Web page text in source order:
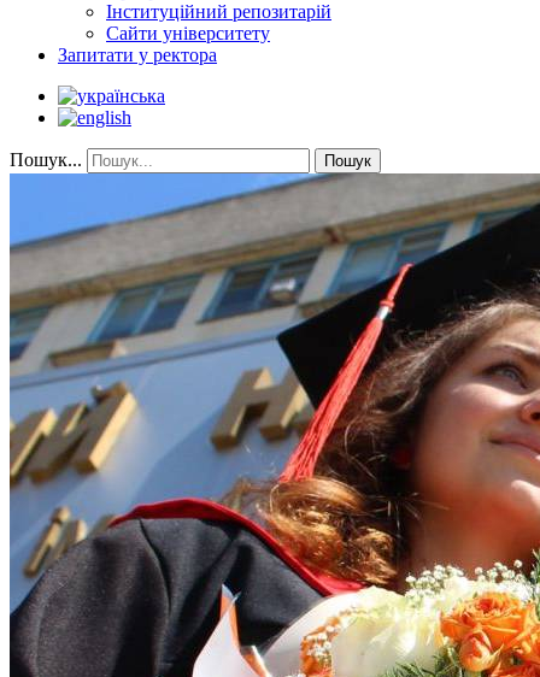
Інституційний репозитарій
Сайти університету
Запитати у ректора
Пошук... Пошук